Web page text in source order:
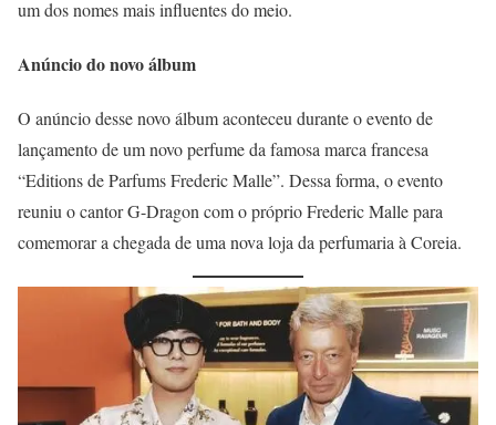
um dos nomes mais influentes do meio.
Anúncio do novo álbum
O anúncio desse novo álbum aconteceu durante o evento de
lançamento de um novo perfume da famosa marca francesa
“Editions de Parfums Frederic Malle”. Dessa forma, o evento
reuniu o cantor G-Dragon com o próprio Frederic Malle para
comemorar a chegada de uma nova loja da perfumaria à Coreia.